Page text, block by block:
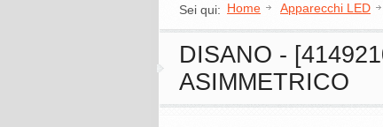
Sei qui: Home Apparecchi LED
DISANO -
ASIMMETRICO